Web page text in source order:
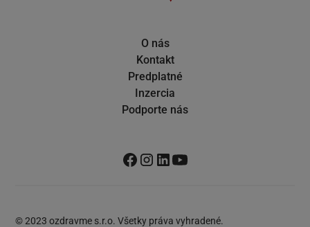
O nás
Kontakt
Predplatné
Inzercia
Podporte nás
© 2023 ozdravme s.r.o. Všetky práva vyhradené.